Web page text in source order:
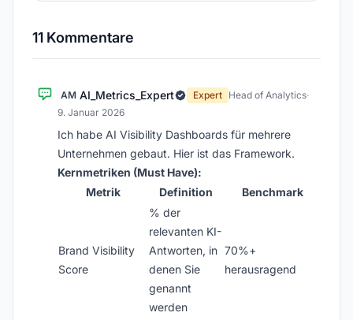
11 Kommentare
AM AI_Metrics_Expert Expert Head of Analytics·
9. Januar 2026
Ich habe AI Visibility Dashboards für mehrere
Unternehmen gebaut. Hier ist das Framework.
Kernmetriken (Must Have):
Metrik
Definition Benchmark
Brand Visibility
Score
% der
relevanten KI-
Antworten, in
denen Sie
genannt
werden
70%+
herausragend